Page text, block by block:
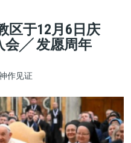
区于12月6日庆
会╱ 发愿周年
作见证